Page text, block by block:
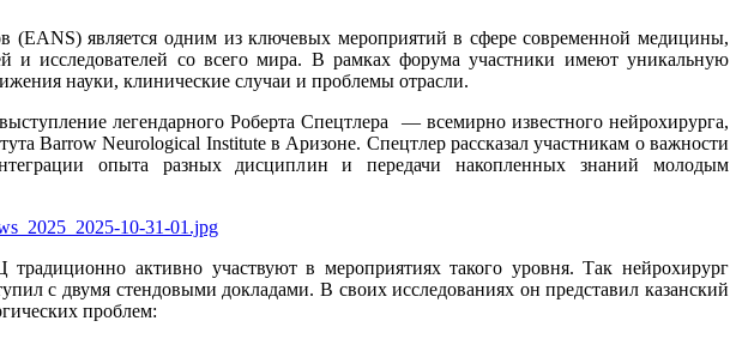
(EANS) является одним из ключевых мероприятий в сфере современной медицины,
и исследователей со всего мира. В рамках форума участники имеют уникальную
науки, клинические случаи и проблемы отрасли.
легендарного Роберта Спецтлера — всемирно известного нейрохирурга,
Barrow Neurological Institute в Аризоне. Спецтлер рассказал участникам о важности
опыта разных дисциплин и передачи накопленных знаний молодым
активно участвуют в мероприятиях такого уровня. Так нейрохирург
с двумя стендовыми докладами. В своих исследованиях он представил казанский
проблем: